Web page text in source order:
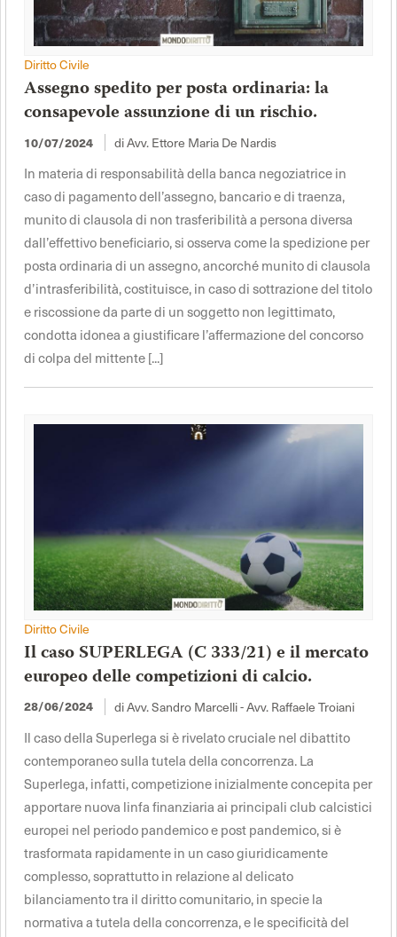
Diritto Civile
Assegno spedito per posta ordinaria: la
consapevole assunzione di un rischio.
10/07/2024 di Avv. Ettore Maria De Nardis
In materia di responsabilità della banca negoziatrice in
caso di pagamento dell’assegno, bancario e di traenza,
munito di clausola di non trasferibilità a persona diversa
dall’effettivo beneficiario, si osserva come la spedizione per
posta ordinaria di un assegno, ancorché munito di clausola
d’intrasferibilità, costituisce, in caso di sottrazione del titolo
e riscossione da parte di un soggetto non legittimato,
condotta idonea a giustificare l’affermazione del concorso
di colpa del mittente [...]
Diritto Civile
Il caso SUPERLEGA (C 333/21) e il mercato
europeo delle competizioni di calcio.
28/06/2024 di Avv. Sandro Marcelli - Avv. Raffaele Troiani
Il caso della Superlega si è rivelato cruciale nel dibattito
contemporaneo sulla tutela della concorrenza. La
Superlega, infatti, competizione inizialmente concepita per
apportare nuova linfa finanziaria ai principali club calcistici
europei nel periodo pandemico e post pandemico, si è
trasformata rapidamente in un caso giuridicamente
complesso, soprattutto in relazione al delicato
bilanciamento tra il diritto comunitario, in specie la
normativa a tutela della concorrenza, e le specificità del